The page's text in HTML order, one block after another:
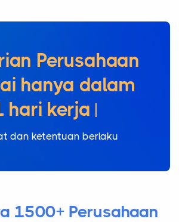
Perusahaan
hanya dalam
hari kerja
dan ketentuan berlaku
1500+ Perusahaan